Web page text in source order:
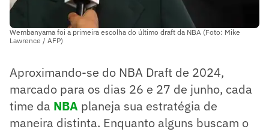
Wembanyama foi a primeira escolha do último draft da NBA (Foto: Mike
Lawrence / AFP)
Aproximando-se do NBA Draft de 2024,
marcado para os dias 26 e 27 de junho, cada
time da NBA planeja sua estratégia de
maneira distinta. Enquanto alguns buscam o